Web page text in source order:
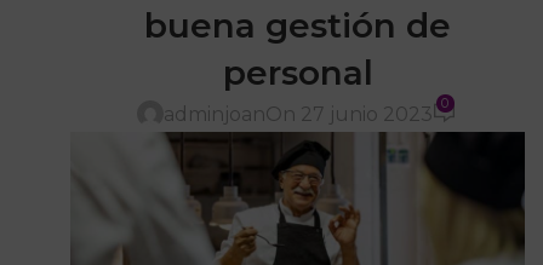
buena gestión de
personal
adminjoanOn 27 junio 2023 0